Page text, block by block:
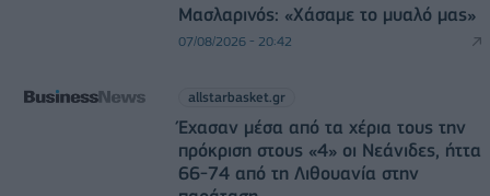
Μασλαρινός: «Χάσαμε το μυαλό μας»
07/08/2026 - 20:42
allstarbasket.gr
Έχασαν μέσα από τα χέρια τους την
πρόκριση στους «4» οι Νεάνιδες, ήττα
66-74 από τη Λιθουανία στην